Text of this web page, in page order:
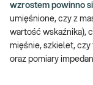
wzrostem powinno
umięśnione, czy z
wartość wskaźnika),
mięśnie, szkielet, czy
oraz pomiary